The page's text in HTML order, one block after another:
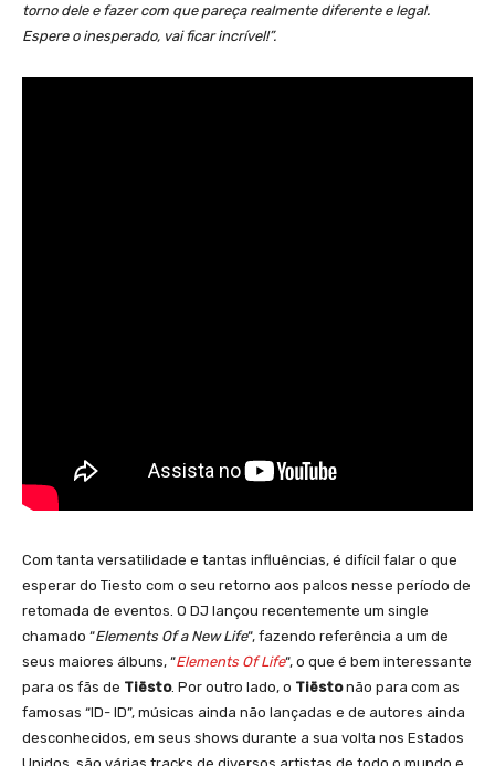
torno dele e fazer com que pareça realmente diferente e legal.
Espere o inesperado, vai ficar incrível!”.
Com tanta versatilidade e tantas influências, é difícil falar o que
esperar do Tiesto com o seu retorno aos palcos nesse período de
retomada de eventos. O DJ lançou recentemente um single
chamado “Elements Of a New Life“, fazendo referência a um de
seus maiores álbuns, “Elements Of Life“, o que é bem interessante
para os fãs de Tiësto. Por outro lado, o Tiëstonão para com as
famosas “ID- ID”, músicas ainda não lançadas e de autores ainda
desconhecidos, em seus shows durante a sua volta nos Estados